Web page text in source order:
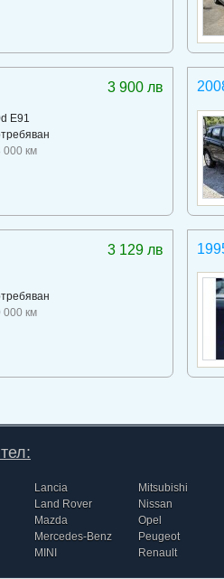
3 900 лв
E91
000 км
3 129 лв
000 км
Lancia
Land Rover
Mazda
Mercedes-Benz
MINI
Mitsubishi
Nissan
Opel
Peugeot
Renault